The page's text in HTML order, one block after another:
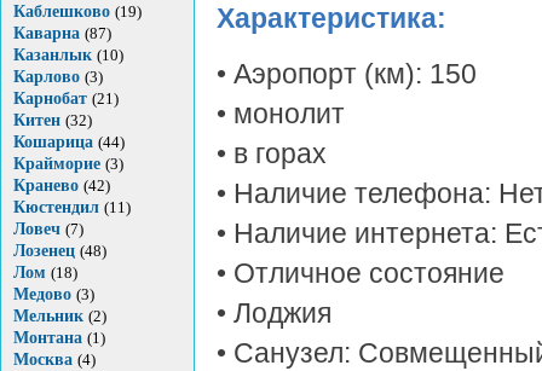
Каблешково (19)
Каварна (87)
Казанлык (10)
Карлово (3)
Карнобат (21)
Китен (32)
Кошарица (44)
Крайморие (3)
Кранево (42)
Кюстендил (11)
Ловеч (7)
Лозенец (48)
Лом (18)
Медово (3)
Мельник (2)
Монтана (1)
Москва (4)
Характеристика:
• Аэропорт (км): 150
• монолит
• в горах
• Наличие телефона:
• Наличие интернета:
• Отличное состояние
• Лоджия
• Санузел: